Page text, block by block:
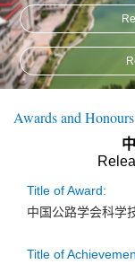
Awards and Honours
Title of Award:
中国公路学会科学
Title of